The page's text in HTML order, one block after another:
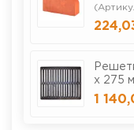
х 275
1